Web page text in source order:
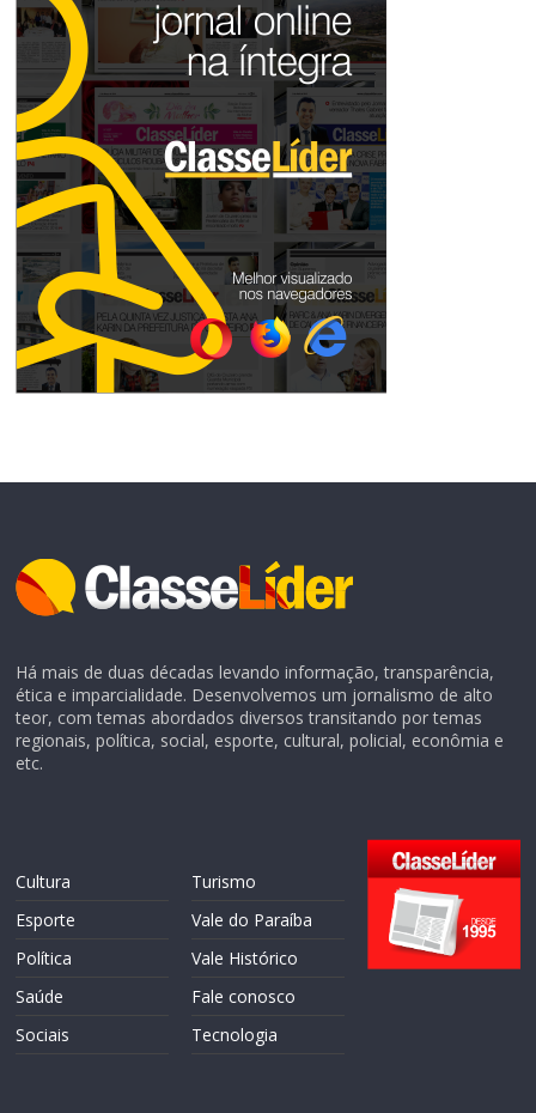
Há mais de duas décadas levando informação, transparência,
ética e imparcialidade. Desenvolvemos um jornalismo de alto
teor, com temas abordados diversos transitando por temas
regionais, política, social, esporte, cultural, policial, econômia e
etc.
Cultura
Esporte
Política
Saúde
Sociais
Turismo
Vale do Paraíba
Vale Histórico
Fale conosco
Tecnologia